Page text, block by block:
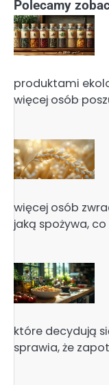
Polecamy
produktami
więcej osób
więcej osób
jaką spożywa,
które decydują
sprawia, że
Nawigacja